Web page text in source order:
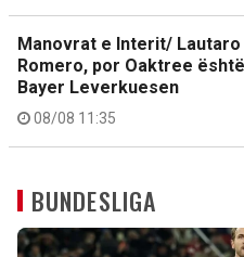
Manovrat e Interit/
Romero, por Oaktree
Bayer Leverkuesen
08/08 11:35
BUNDESLIGA